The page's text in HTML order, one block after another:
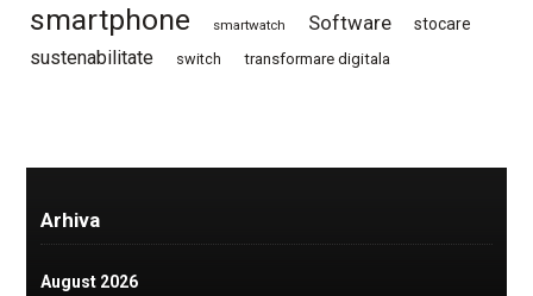
smartphone smartwatch Software stocare
sustenabilitate switch transformare digitala
Arhiva
August 2026